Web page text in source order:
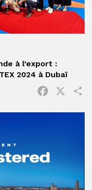
à l’export :
2024 à Dubaï
Facebook